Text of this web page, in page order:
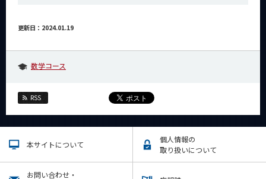
更新日：2024.01.19
数学コース
RSS
本サイトについて
個人情報の
取り扱いについて
お問い合わせ・